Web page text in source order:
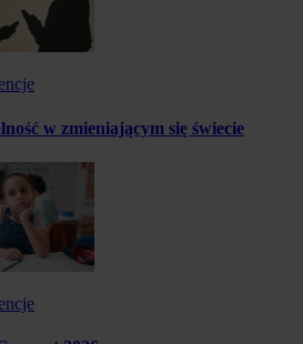
w zmieniającym się świecie